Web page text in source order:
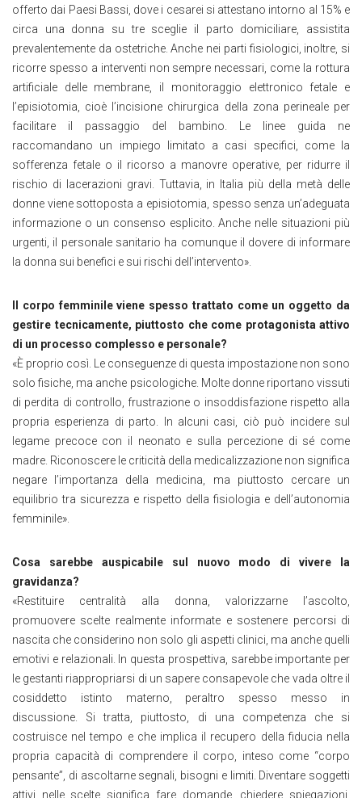
offerto dai Paesi Bassi, dove i cesarei si attestano intorno al 15% e
circa una donna su tre sceglie il parto domiciliare, assistita
prevalentemente da ostetriche. Anche nei parti fisiologici, inoltre, si
ricorre spesso a interventi non sempre necessari, come la rottura
artificiale delle membrane, il monitoraggio elettronico fetale e
l’episiotomia, cioè l’incisione chirurgica della zona perineale per
facilitare il passaggio del bambino. Le linee guida ne
raccomandano un impiego limitato a casi specifici, come la
sofferenza fetale o il ricorso a manovre operative, per ridurre il
rischio di lacerazioni gravi. Tuttavia, in Italia più della metà delle
donne viene sottoposta a episiotomia, spesso senza un’adeguata
informazione o un consenso esplicito. Anche nelle situazioni più
urgenti, il personale sanitario ha comunque il dovere di informare
la donna sui benefici e sui rischi dell’intervento».
Il corpo femminile viene spesso trattato come un oggetto da
gestire tecnicamente, piuttosto che come protagonista attivo
di un processo complesso e personale?
«È proprio così. Le conseguenze di questa impostazione non sono
solo fisiche, ma anche psicologiche. Molte donne riportano vissuti
di perdita di controllo, frustrazione o insoddisfazione rispetto alla
propria esperienza di parto. In alcuni casi, ciò può incidere sul
legame precoce con il neonato e sulla percezione di sé come
madre. Riconoscere le criticità della medicalizzazione non significa
negare l’importanza della medicina, ma piuttosto cercare un
equilibrio tra sicurezza e rispetto della fisiologia e dell’autonomia
femminile»
Cosa sarebbe auspicabile sul nuovo modo di vivere la
gravidanza?
«Restituire centralità alla donna, valorizzarne l’ascolto,
promuovere scelte realmente informate e sostenere percorsi di
nascita che considerino non solo gli aspetti clinici, ma anche quelli
emotivi e relazionali. In questa prospettiva, sarebbe importante per
le gestanti riappropriarsi di un sapere consapevole che vada oltre il
cosiddetto istinto materno, peraltro spesso messo in
discussione. Si tratta, piuttosto, di una competenza che si
costruisce nel tempo e che implica il recupero della fiducia nella
propria capacità di comprendere il corpo, inteso come “corpo
pensante”, di ascoltarne segnali, bisogni e limiti. Diventare soggetti
attivi nelle scelte significa fare domande, chiedere spiegazioni,